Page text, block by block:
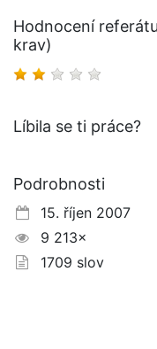
Hodnocení
krav)
Líbila se ti práce?
Podrobnosti
15. říjen 2007
9 213×
1709 slov